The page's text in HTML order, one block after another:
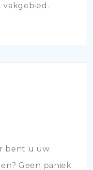
vakgebied.
bent u uw
Geen paniek